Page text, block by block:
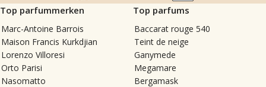
Top parfummerken
Marc-Antoine Barrois
Maison Francis Kurkdjian
Lorenzo Villoresi
Orto Parisi
Nasomatto
Top parfums
Baccarat rouge 540
Teint de neige
Ganymede
Megamare
Bergamask